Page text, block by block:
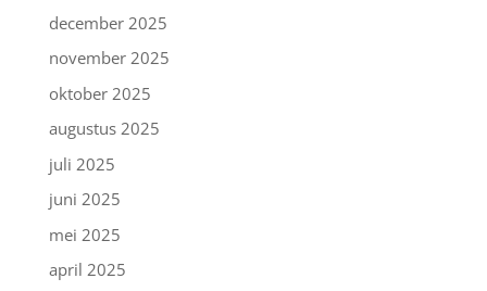
december 2025
november 2025
oktober 2025
augustus 2025
juli 2025
juni 2025
mei 2025
april 2025